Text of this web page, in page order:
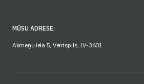
MŪSU ADRESE:
Akmeņu iela 5, Ventspils, LV-3601